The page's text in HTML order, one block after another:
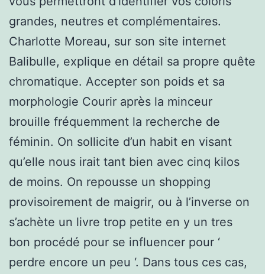
grandes, neutres et complémentaires.
Charlotte Moreau, sur son site internet
Balibulle, explique en détail sa propre quête
chromatique. Accepter son poids et sa
morphologie Courir après la minceur
brouille fréquemment la recherche de
féminin. On sollicite d’un habit en visant
qu’elle nous irait tant bien avec cinq kilos
de moins. On repousse un shopping
provisoirement de maigrir, ou à l’inverse on
s’achète un livre trop petite en y un tres
bon procédé pour se influencer pour ‘
perdre encore un peu ‘. Dans tous ces cas,